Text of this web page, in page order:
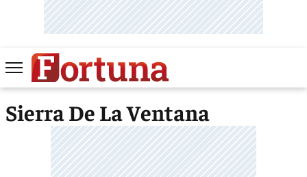
Sierra De La Ventana